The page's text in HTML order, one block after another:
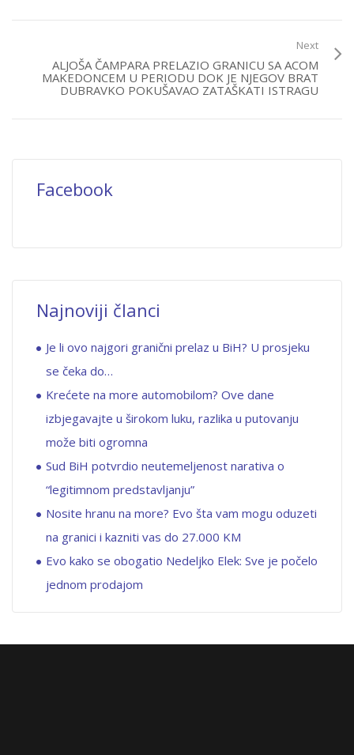
Next
ALJOŠA ČAMPARA PRELAZIO GRANICU SA ACOM
MAKEDONCEM U PERIODU DOK JE NJEGOV BRAT
DUBRAVKO POKUŠAVAO ZATAŠKATI ISTRAGU
Facebook
Najnoviji članci
Je li ovo najgori granični prelaz u BiH? U prosjeku
se čeka do…
Krećete na more automobilom? Ove dane
izbjegavajte u širokom luku, razlika u putovanju
može biti ogromna
Sud BiH potvrdio neutemeljenost narativa o
“legitimnom predstavljanju”
Nosite hranu na more? Evo šta vam mogu oduzeti
na granici i kazniti vas do 27.000 KM
Evo kako se obogatio Nedeljko Elek: Sve je počelo
jednom prodajom